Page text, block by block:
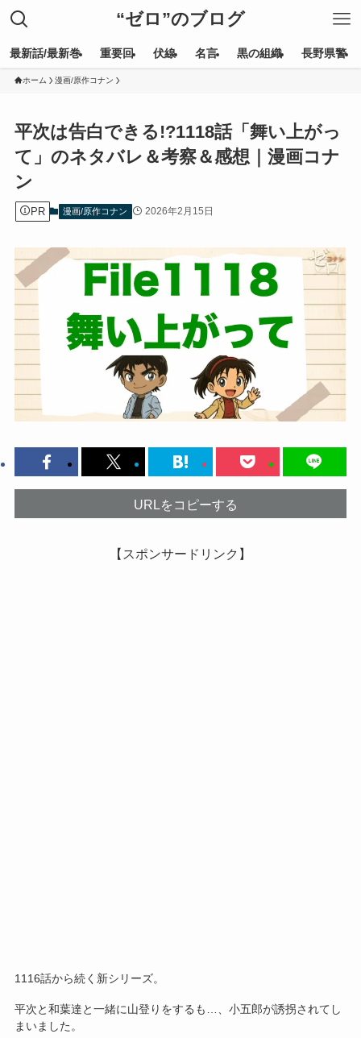
“ゼロ”のブログ
最新話/最新巻 重要回 伏線 名言 黒の組織 長野県警
ホーム 漫画/原作コナン
平次は告白できる!?1118話「舞い上がっ
て」のネタバレ＆考察＆感想｜漫画コナ
ン
PR 漫画/原作コナン 2026年2月15日
URLをコピーする
【スポンサードリンク】
1116話から続く新シリーズ。
平次と和葉達と一緒に山登りをするも…、小五郎が誘拐されてし
まいました。